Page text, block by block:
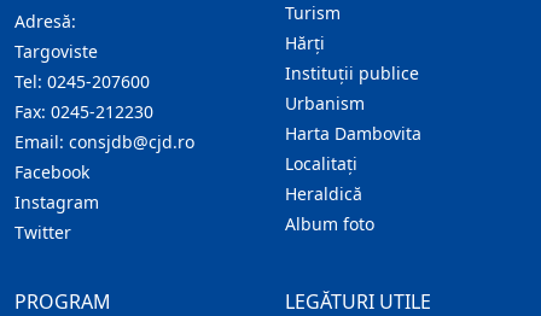
Adresă:
Targoviste
Tel: 0245-207600
Fax: 0245-212230
Email: consjdb@cjd.ro
Facebook
Instagram
Twitter
Turism
Hărţi
Instituţii publice
Urbanism
Harta Dambovita
Localitaţi
Heraldică
Album foto
LEGĂTURI UTILE
PROGRAM